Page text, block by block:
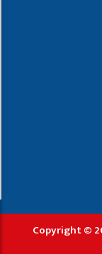
Copyright ©